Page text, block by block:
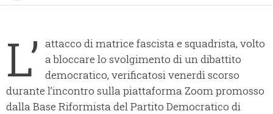
L’ attacco di matrice fascista e squadrista, volto
a bloccare lo svolgimento di un dibattito
democratico, verificatosi venerdì scorso
durante l’incontro sulla piattaforma Zoom promosso
dalla Base Riformista del Partito Democratico di